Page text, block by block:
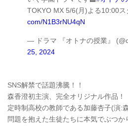
TOKYO MX 5/6(月)よる10:00ス
com/N1B3rNU4qN
— ドラマ 『オトナの授業』
25, 2024
SNS解禁で話題沸騰！！
森香澄初主演、完全オリジナル作品！
定時制高校の教師である加藤杏子(演:
問題を抱えた生徒たちに本気でぶつ